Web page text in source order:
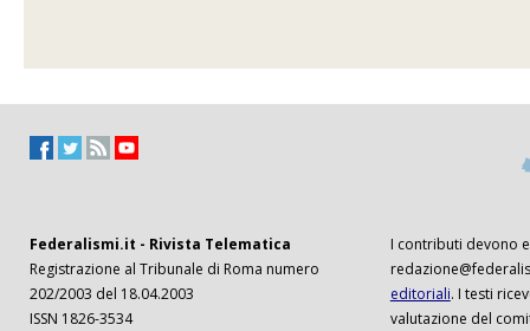
Federalismi.it - Rivista Telematica
Registrazione al Tribunale di Roma numero
202/2003 del 18.04.2003
ISSN 1826-3534
I contributi devono
editoriali. I testi
valutazione del